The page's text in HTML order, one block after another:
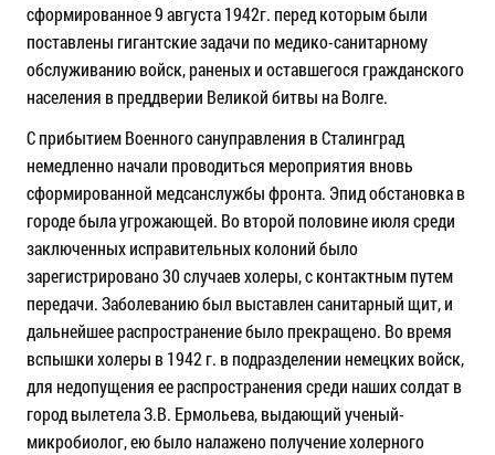
сформированное 9 августа 1942г. перед которым были
поставлены гигантские задачи по медико-санитарному
обслуживанию войск, раненых и оставшегося гражданского
населения в преддверии Великой битвы на Волге.
С прибытием Военного сануправления в Сталинград
немедленно начали проводиться мероприятия вновь
сформированной медсанслужбы фронта. Эпид обстановка в
городе была угрожающей. Во второй половине июля среди
заключенных исправительных колоний было
зарегистрировано 30 случаев холеры, с контактным путем
передачи. Заболеванию был выставлен санитарный щит, и
дальнейшее распространение было прекращено. Во время
вспышки холеры в 1942 г. в подразделении немецких войск,
для недопущения ее распространения среди наших солдат в
город вылетела З.В. Ермольева, выдающий ученый-
микробиолог, ею было налажено получение холерного